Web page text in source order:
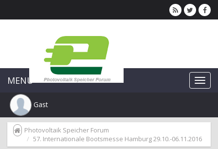
MENU
Gast
Photovoltaik Speicher Forum
57. Internationale Bootsmesse Hamburg 29.10.-06.11.2016